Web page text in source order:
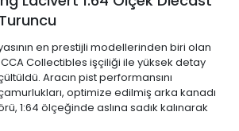
en prestijli modellerinden biri olan
Collectibles işçiliği ile yüksek detay
Aracın pist performansını
optimize edilmiş arka kanadı
1:64 ölçeğinde aslına sadık kalınarak